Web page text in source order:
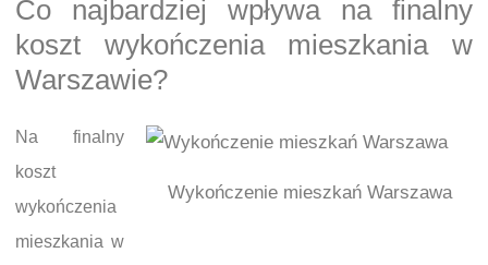
Co najbardziej wpływa na finalny
koszt wykończenia mieszkania w
Warszawie?
Wykończenie mieszkań Warszawa
Na finalny
koszt
wykończenia
mieszkania w